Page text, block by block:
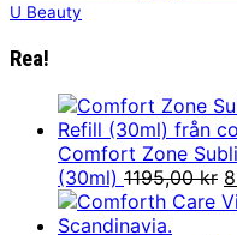
U Beauty
Rea!
Comfort Zone
(30ml) 1195,00kr